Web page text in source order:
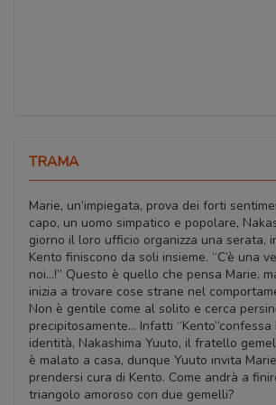
TRAMA
Marie, un’impiegata, prova dei forti
capo, un uomo simpatico e popolare,
giorno il loro ufficio organizza una serata,
Kento finiscono da soli insieme. “C’è una
noi…!” Questo è quello che pensa Marie,
inizia a trovare cose strane nel
Non è gentile come al solito e cerca
precipitosamente… Infatti
identità, Nakashima Yuuto, il fratello
è malato a casa, dunque Yuuto invita
prendersi cura di Kento. Come andrà a
triangolo amoroso con due gemelli?